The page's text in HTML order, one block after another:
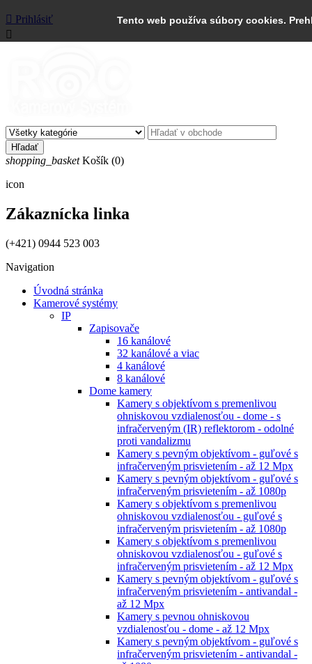
Tento web používa súbory cookies.
 Prihlásiť

Hľadať
shopping_basket Košík (0)
icon
Zákaznícka linka
(+421) 0944 523 003
Navigation
Úvodná stránka
Kamerové systémy
IP
Zapisovače
16 kanálové
32 kanálové a viac
4 kanálové
8 kanálové
Dome kamery
Kamery s objektívom s premenlivou
ohniskovou vzdialenosťou - dome - s
infračerveným (IR) reflektorom - odolné
proti vandalizmu
Kamery s pevným objektívom - guľové s
infračerveným prisvietením - až 12 Mpx
Kamery s pevným objektívom - guľové s
infračerveným prisvietením - až 1080p
Kamery s objektívom s premenlivou
ohniskovou vzdialenosťou - guľové s
infračerveným prisvietením - až 1080p
Kamery s objektívom s premenlivou
ohniskovou vzdialenosťou - guľové s
infračerveným prisvietením - až 12 Mpx
Kamery s pevným objektívom - guľové s
infračerveným prisvietením - antivandal -
až 12 Mpx
Kamery s pevnou ohniskovou
vzdialenosťou - dome - až 12 Mpx
Kamery s pevným objektívom - guľové s
infračerveným prisvietením - antivandal -